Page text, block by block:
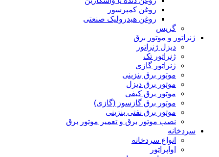
روغن کمپرسور
روغن هیدرولیک صنعتی
گریس
ژنراتور و موتور برق
دیزل ژنراتور
ژنراتور تک
ژنراتور گازی
موتور برق بنزینی
موتور برق دیزل
موتور برق کیفی
موتور برق گازسوز (گازی)
موتور برق نفتی بنزینی
نصب موتور برق و تعمیر موتور برق
سردخانه
انواع سردخانه
اواپراتور